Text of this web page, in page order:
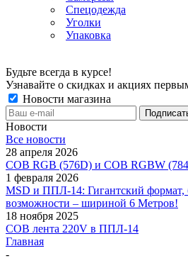
Спецодежда
Уголки
Упаковка
Будьте всегда в курсе!
Узнавайте о скидках и акциях
Новости магазина
Новости
Все новости
28 апреля 2026
COB RGB (576D) и COB RGBW
1 февраля 2026
MSD и ППЛ-14: Гигантский формат,
возможности – шириной 6 Метров!
18 ноября 2025
COB лента 220V в ППЛ-14
Главная
-